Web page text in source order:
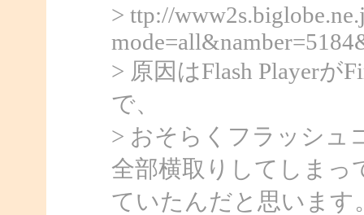
> ttp://
> 原因はFlash Playerが
で、
> おそらくフラッシュ
全部横取りしてしまっ
ていたんだと思います